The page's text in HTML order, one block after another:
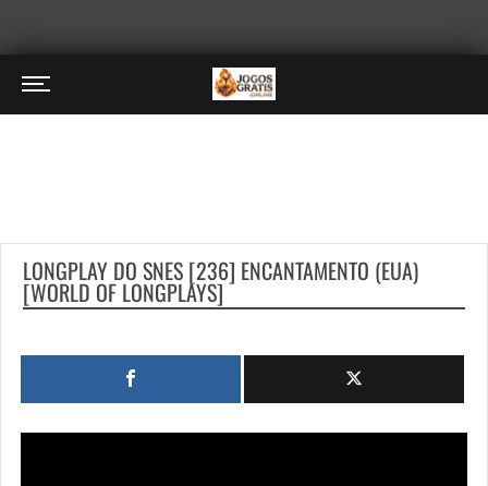
LONGPLAY DO SNES [236] ENCANTAMENTO (EUA)
[WORLD OF LONGPLAYS]